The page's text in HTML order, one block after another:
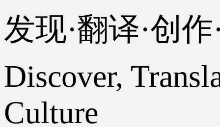
发现·翻译·创
Discover,
Culture